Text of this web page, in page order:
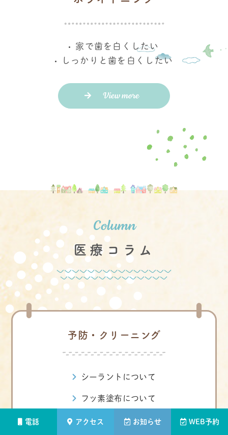
電話 アクセス お知らせ WEB予約
家で歯を白くしたい
しっかりと歯を白くしたい
View more
医療コラム
予防・クリーニング
シーラントについて
フッ素塗布について